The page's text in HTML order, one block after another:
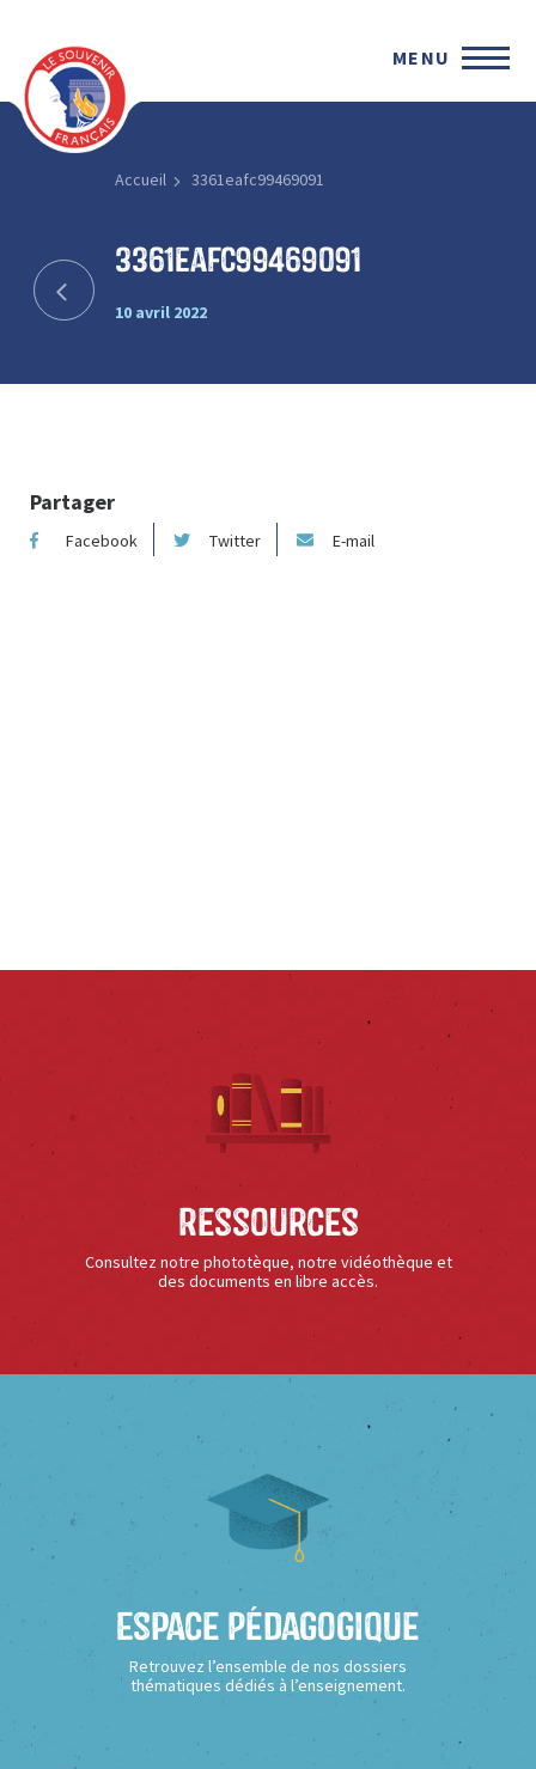
MENU
Accueil 3361eafc99469091
3361eafc99469091
10 avril 2022
Partager
Facebook Twitter E-mail
Ressources
Consultez notre phototèque, notre vidéothèque et
des documents en libre accès.
Espace Pédagogique
Retrouvez l’ensemble de nos dossiers
thématiques dédiés à l’enseignement.